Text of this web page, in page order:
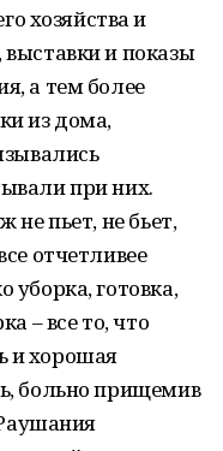
хозяйства и
и показы
а тем более
из дома,
при них.
пьет, не бьет,
отчетливее
уборка, готовка,
– все то, что
и хорошая
больно прищемив